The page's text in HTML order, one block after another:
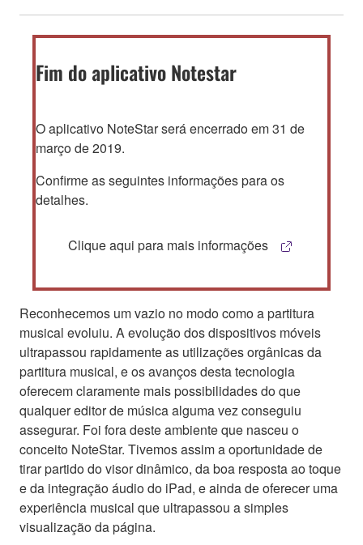
Fim do aplicativo Notestar
O aplicativo NoteStar será encerrado em 31 de
março de 2019.
Confirme as seguintes informações para os
detalhes.
Clique aqui para mais informações
Reconhecemos um vazio no modo como a partitura
musical evoluiu. A evolução dos dispositivos móveis
ultrapassou rapidamente as utilizações orgânicas da
partitura musical, e os avanços desta tecnologia
oferecem claramente mais possibilidades do que
qualquer editor de música alguma vez conseguiu
assegurar. Foi fora deste ambiente que nasceu o
conceito NoteStar. Tivemos assim a oportunidade de
tirar partido do visor dinâmico, da boa resposta ao toque
e da integração áudio do iPad, e ainda de oferecer uma
experiência musical que ultrapassou a simples
visualização da página.